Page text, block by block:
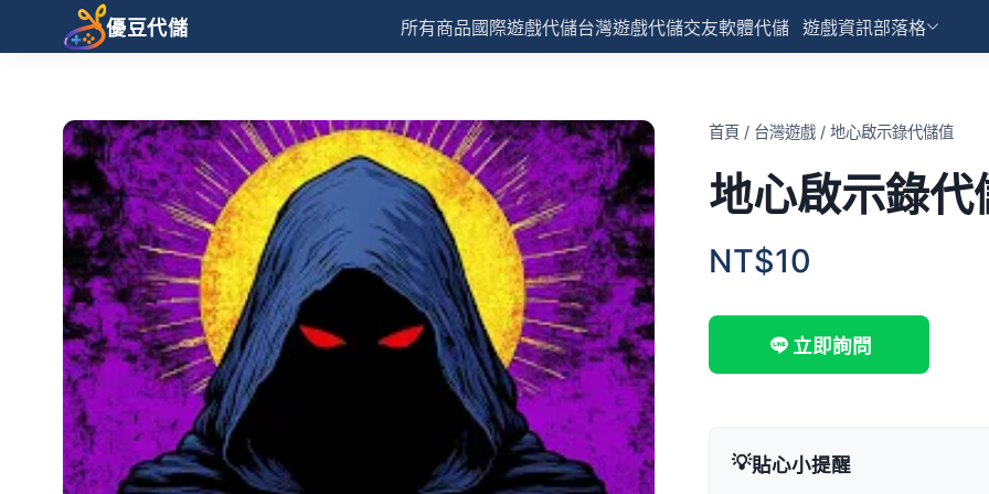
優豆代儲 所有商品國際遊戲代儲台灣遊戲代儲交友軟體代儲 遊戲資訊部落格
首頁 / 台灣遊戲 /地心啟示錄代儲值
地心啟示錄代
NT$10
立即詢問
💡貼心小提醒